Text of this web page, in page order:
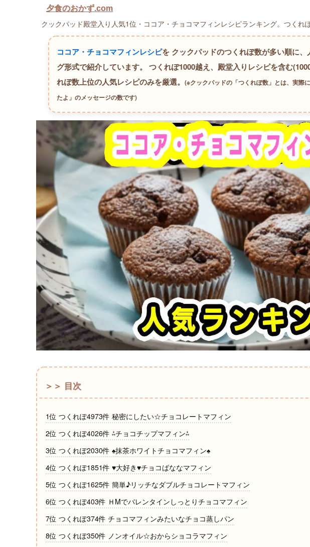
夕食のおかず.com
クックパッド殿堂入り人気1位・ココア・チョコマフィンレシピランキング。つくれ
ココア・チョコマフィンレシピを クックパッドのつくれぽ数が多い順に
グ形式で紹介しています。 つくれぽ1000越え、殿堂入りレシピを含む
れぽ数上位の人気レシピのみを厳選。 (※クックパッドの「つくれぽ数」とは、実際
たよ」のメッセージの数です)
＞＞ 目次
1位 つくれぽ4973件 秘密にしたい☆チョコレートマフィン
2位 つくれぽ4026件 ⁂チョコチップマフィン⁂
3位 つくれぽ2030件 ♠抹茶ホワイトチョコマフィン♠
4位 つくれぽ1851件 ♥大好き♥チョコばななマフィン
5位 つくれぽ1625件 簡単♪リッチなダブルチョコレートマフィン
6位 つくれぽ403件 ＨMでバレンタインしっとりチョコマフィン
7位 つくれぽ374件 チョコマフィンみたいなチョコ蒸しパン
8位 つくれぽ350件 ノンオイル☆おからショコラマフィン